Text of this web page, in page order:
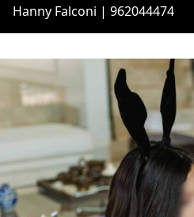
Hanny Falconi | 962044474